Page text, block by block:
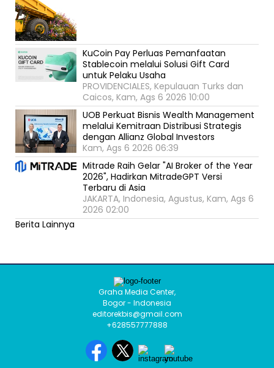
KuCoin Pay Perluas Pemanfaatan
Stablecoin melalui Solusi Gift Card
untuk Pelaku Usaha
PROVIDENCIALES, Kepulauan Turks dan
Caicos, Kam, Ags 6 2026 10:00
UOB Perkuat Bisnis Wealth Management
melalui Kemitraan Distribusi Strategis
dengan Allianz Global Investors
Kam, Ags 6 2026 06:39
Mitrade Raih Gelar "AI Broker of the Year
2026", Hadirkan MitradeGPT Versi
Terbaru di Asia
JAKARTA, Indonesia, Agustus, Kam, Ags 6
2026 02:00
Berita Lainnya
Graha Media Center,
Bogor - Indonesia
editorekbis@gmail.com
+628557777888